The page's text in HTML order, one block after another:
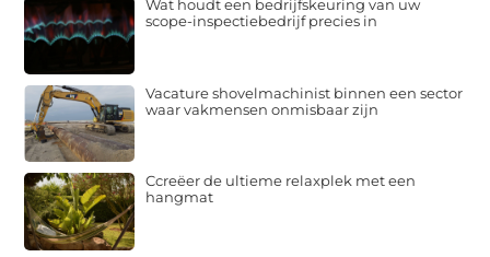
Wat houdt een bedrijfskeuring van uw
scope-inspectiebedrijf precies in
Vacature shovelmachinist binnen een sector
waar vakmensen onmisbaar zijn
Ccreëer de ultieme relaxplek met een
hangmat